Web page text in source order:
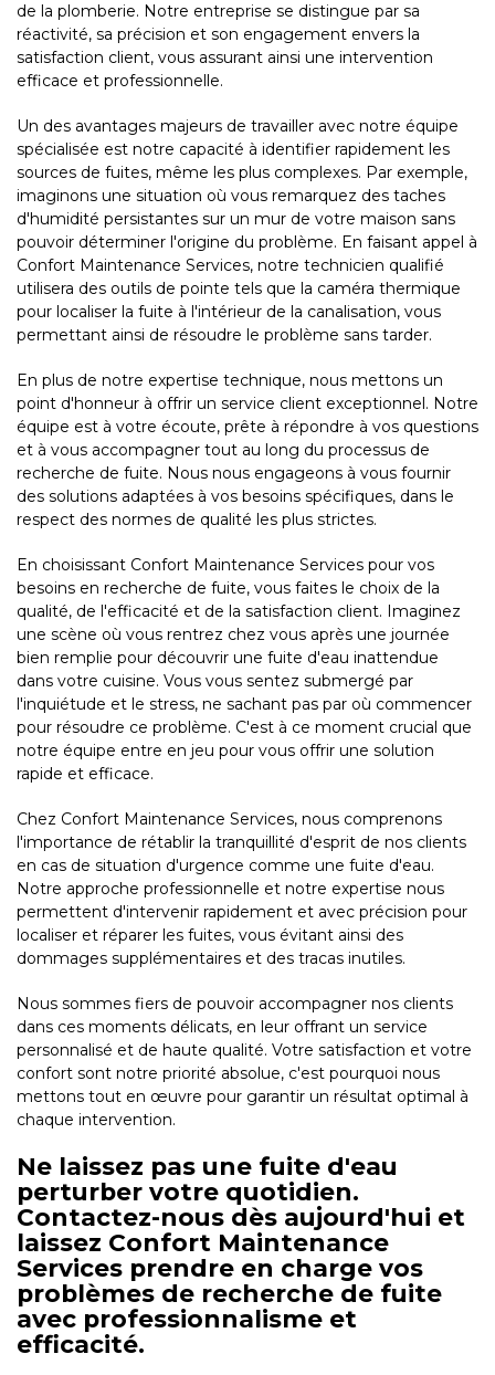
de la plomberie. Notre entreprise se distingue par sa
réactivité, sa précision et son engagement envers la
satisfaction client, vous assurant ainsi une intervention
efficace et professionnelle.
Un des avantages majeurs de travailler avec notre équipe
spécialisée est notre capacité à identifier rapidement les
sources de fuites, même les plus complexes. Par exemple,
imaginons une situation où vous remarquez des taches
d'humidité persistantes sur un mur de votre maison sans
pouvoir déterminer l'origine du problème. En faisant appel à
Confort Maintenance Services, notre technicien qualifié
utilisera des outils de pointe tels que la caméra thermique
pour localiser la fuite à l'intérieur de la canalisation, vous
permettant ainsi de résoudre le problème sans tarder.
En plus de notre expertise technique, nous mettons un
point d'honneur à offrir un service client exceptionnel. Notre
équipe est à votre écoute, prête à répondre à vos questions
et à vous accompagner tout au long du processus de
recherche de fuite. Nous nous engageons à vous fournir
des solutions adaptées à vos besoins spécifiques, dans le
respect des normes de qualité les plus strictes.
En choisissant Confort Maintenance Services pour vos
besoins en recherche de fuite, vous faites le choix de la
qualité, de l'efficacité et de la satisfaction client. Imaginez
une scène où vous rentrez chez vous après une journée
bien remplie pour découvrir une fuite d'eau inattendue
dans votre cuisine. Vous vous sentez submergé par
l'inquiétude et le stress, ne sachant pas par où commencer
pour résoudre ce problème. C'est à ce moment crucial que
notre équipe entre en jeu pour vous offrir une solution
rapide et efficace.
Chez Confort Maintenance Services, nous comprenons
l'importance de rétablir la tranquillité d'esprit de nos clients
en cas de situation d'urgence comme une fuite d'eau.
Notre approche professionnelle et notre expertise nous
permettent d'intervenir rapidement et avec précision pour
localiser et réparer les fuites, vous évitant ainsi des
dommages supplémentaires et des tracas inutiles.
Nous sommes fiers de pouvoir accompagner nos clients
dans ces moments délicats, en leur offrant un service
personnalisé et de haute qualité. Votre satisfaction et votre
confort sont notre priorité absolue, c'est pourquoi nous
mettons tout en œuvre pour garantir un résultat optimal à
chaque intervention.
Ne laissez pas une fuite d'eau
perturber votre quotidien.
Contactez-nous dès aujourd'hui et
laissez Confort Maintenance
Services prendre en charge vos
problèmes de recherche de fuite
avec professionnalisme et
efficacité.